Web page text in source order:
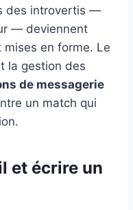
des introvertis —
— deviennent
en forme. Le
la gestion des
de messagerie
un match qui
et écrire un